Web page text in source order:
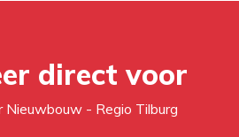
direct voor
Nieuwbouw - Regio Tilburg